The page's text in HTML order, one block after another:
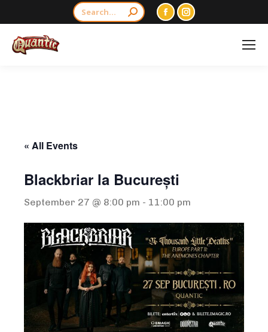
Search:
FacebookInstagram
« All Events
Blackbriar la București
September 27 @ 8:00 pm - 11:00 pm